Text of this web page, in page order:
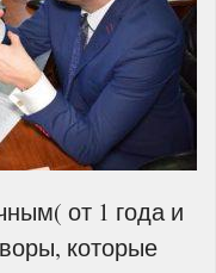
от 1 года и
которые